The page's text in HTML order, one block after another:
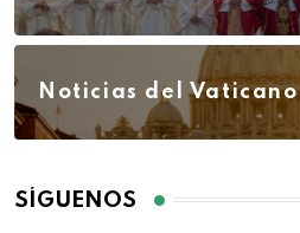
Noticias del Vaticano
SÍGUENOS